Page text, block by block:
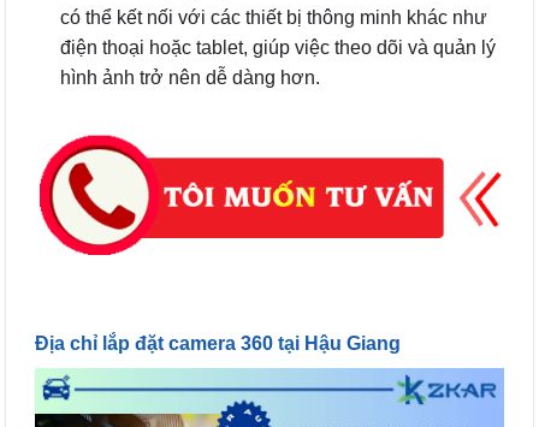
có thể kết nối với các thiết bị thông minh khác như
điện thoại hoặc tablet, giúp việc theo dõi và quản lý
hình ảnh trở nên dễ dàng hơn.
Địa chỉ lắp đặt camera 360 tại Hậu Giang